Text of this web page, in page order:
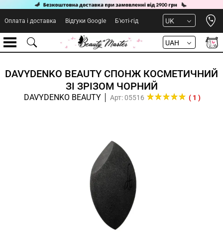
Оплата і доставка Відгуки Google Б'юті-гід UK
UAH
DAVYDENKO BEAUTY СПОНЖ КОСМЕТИЧНИЙ
ЗІ ЗРІЗОМ ЧОРНИЙ
DAVYDENKO BEAUTY Арт: 05516 ( 1 )